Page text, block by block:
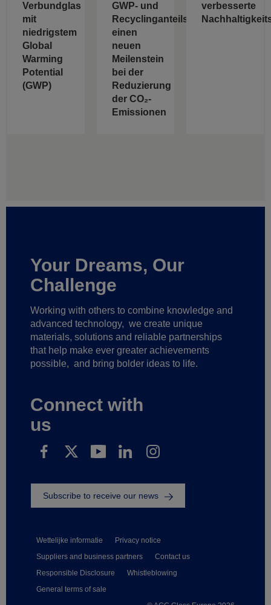
Verbundglas
mit
niedrigstem
Global
Warming
Potential
(GWP)
GWP- und
Recyclinganteilswerten
einen
neuen
Meilenstein
bei der
Reduzierung
der CO₂-
Emissionen
verbesserte
Your Dreams, Our
Challenge
Working with others to combine knowledge and
advanced technology, we create unique
materials, solutions and reliable partnerships
that help make ever greater achievements
possible, and bring bolder ideas to life.
Connect with
us
Wettelijke informatie
Privacy notice
Suppliers and business partners
Contact us
Responsible Disclosure
Whistleblowing
General terms of sale
Subscribe to receive our news